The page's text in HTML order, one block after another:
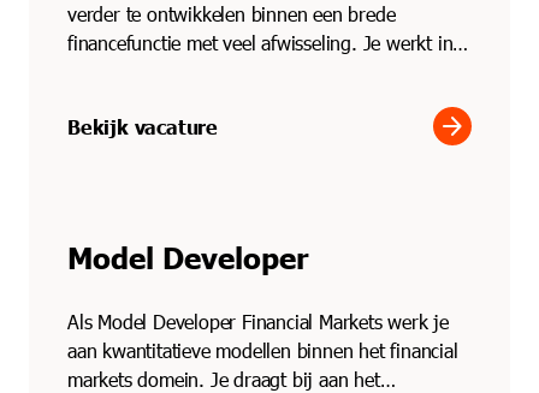
verder te ontwikkelen binnen een brede
financefunctie met veel afwisseling. Je werkt in
Bekijk vacature arrow_forward
Model Developer
Als Model Developer Financial Markets werk je
aan kwantitatieve modellen binnen het financial
markets domein. Je draagt bij aan het